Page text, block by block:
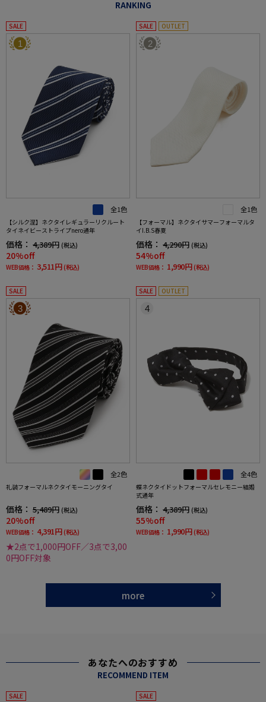
RANKING
SALE
1
全1色
【シルク混】ネクタイレギュラーリクルート
タイネイビーストライプnero通年
価格： 4,389円 (税込)
20%off
WEB価格： 3,511円 (税込)
SALE OUTLET
2
全1色
【フォーマル】ネクタイサマーフォーマルタ
イI.B.S春夏
価格： 4,290円 (税込)
54%off
WEB価格： 1,990円 (税込)
SALE
3
全2色
礼装フォーマルネクタイモーニングタイ
価格： 5,489円 (税込)
20%off
WEB価格： 4,391円 (税込)
★2点で1,000円OFF／3点で3,00
0円OFF対象
SALE OUTLET
4
全4色
蝶ネクタイドットフォーマルセレモニー結婚
式通年
価格： 4,389円 (税込)
55%off
WEB価格： 1,990円 (税込)
more
あなたへのおすすめ
RECOMMEND ITEM
SALE SALE